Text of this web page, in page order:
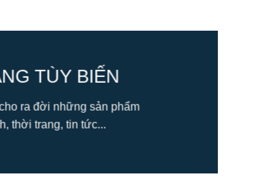
TÙY BIẾN
ra đời những sản phẩm
thời trang, tin tức...